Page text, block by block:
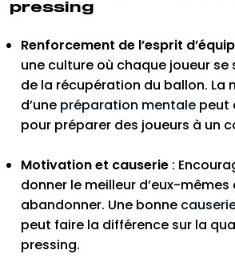
pressing
Renforcement de l’esprit
une culture où chaque joueur
de la récupération du ballon. La
d’une préparation mentale peut
pour préparer des joueurs à un
Motivation et causerie :
donner le meilleur d’eux-
abandonner. Une bonne
peut faire la différence sur la
pressing.